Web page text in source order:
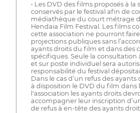
• Les DVD des films proposés à la
conservés par le festival afin de
médiathèque du court métrage
Hendaia Film Festival. Les films
cette association ne pourront faire
projections publiques sans
ayants droits du film et dans des
spécifiques. Seule la consultation
et sur poste individuel sera
responsabilité du festival
Dans le cas d’un refus des
à disposition le DVD du film dans
l'association les ayants droits
accompagner leur inscription
de refus à en-tête des ayants